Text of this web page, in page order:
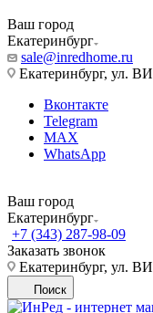
Ваш город
Екатеринбург
sale@inredhome.ru
Екатеринбург, ул.
Вконтакте
Telegram
MAX
WhatsApp
Ваш город
Екатеринбург
+7 (343) 287-98-09
Заказать звонок
Екатеринбург, ул.
Поиск